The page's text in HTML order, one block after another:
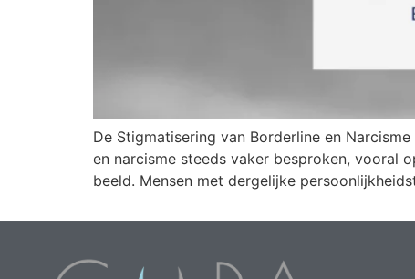
De Stigmatisering van Borderline en
en narcisme steeds vaker besproken, vooral
beeld. Mensen met dergelijke